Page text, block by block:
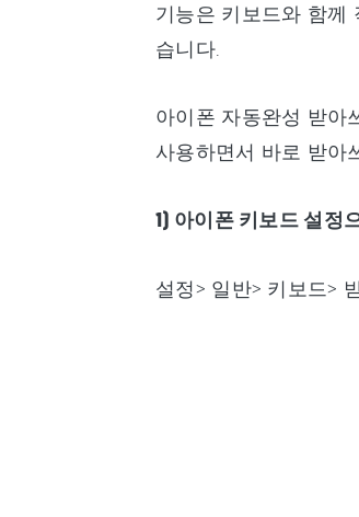
기능은 키보드와 함께
습니다.
아이폰 자동완성 받아
사용하면서 바로 받아
1) 아이폰 키보드 설정
설정> 일반> 키보드>